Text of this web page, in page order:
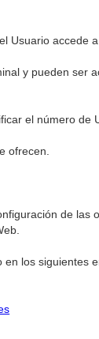
Usuario accede a
y pueden
el número
ofrecen.
de
los siguientes